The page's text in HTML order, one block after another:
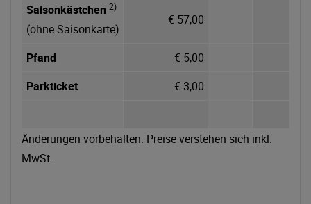
Saisonkästchen 2)
(ohne Saisonkarte)
€ 57,00
Pfand
€ 5,00
Parkticket
€ 3,00
Änderungen vorbehalten. Preise verstehen sich inkl.
MwSt.